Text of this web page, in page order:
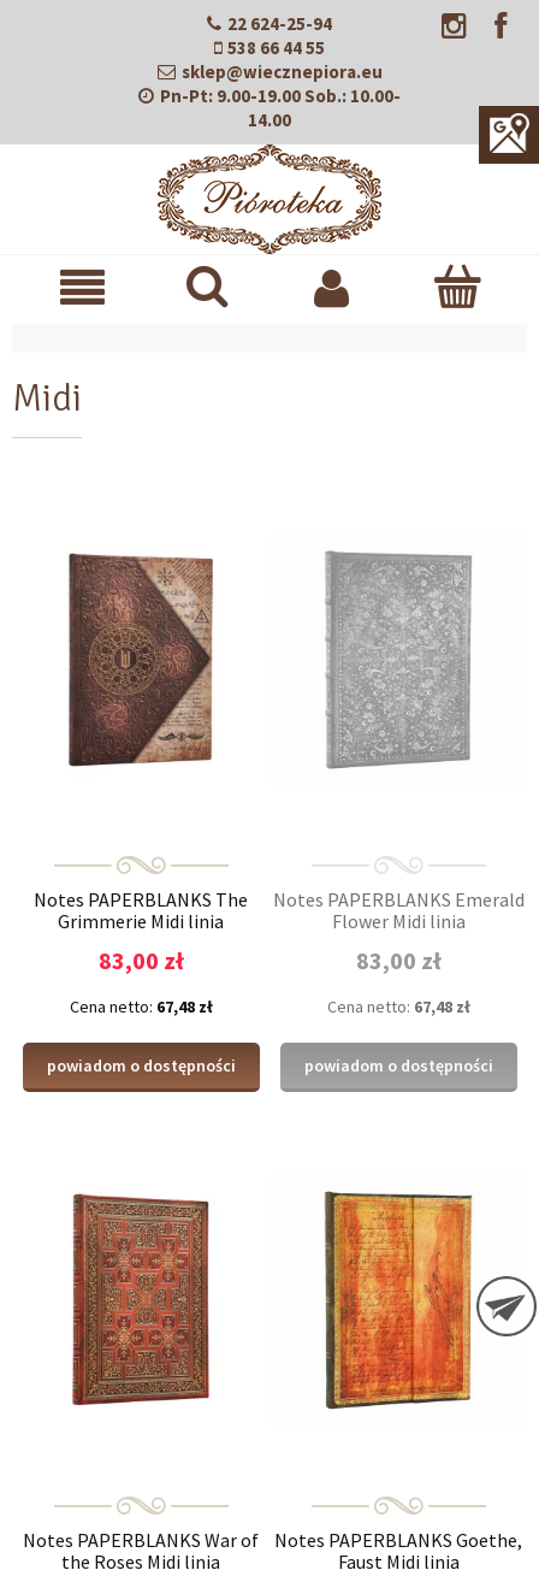
22 624-25-94
538 66 44 55
sklep@wiecznepiora.eu
Pn-Pt: 9.00-19.00Sob.: 10.00-
14.00
Midi
Notes PAPERBLANKS The
Grimmerie Midi linia
83,00 zł
Cena netto: 67,48 zł
powiadom o dostępności
Notes PAPERBLANKS Emerald
Flower Midi linia
83,00 zł
Cena netto: 67,48 zł
powiadom o dostępności
Notes PAPERBLANKS War of
the Roses Midi linia
Notes PAPERBLANKS Goethe,
Faust Midi linia